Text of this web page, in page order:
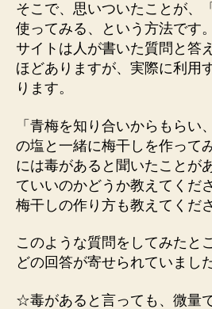
そこで、思いついたことが、
使ってみる、という方法です
サイトは人が書いた質問と答
ほどありますが、実際に利用
ります。
「青梅を知り合いからもらい
の塩と一緒に梅干しを作って
には毒があると聞いたことが
ていいのかどうか教えてくだ
梅干しの作り方も教えてくだ
このような質問をしてみたと
どの回答が寄せられていました
☆毒があると言っても、微量